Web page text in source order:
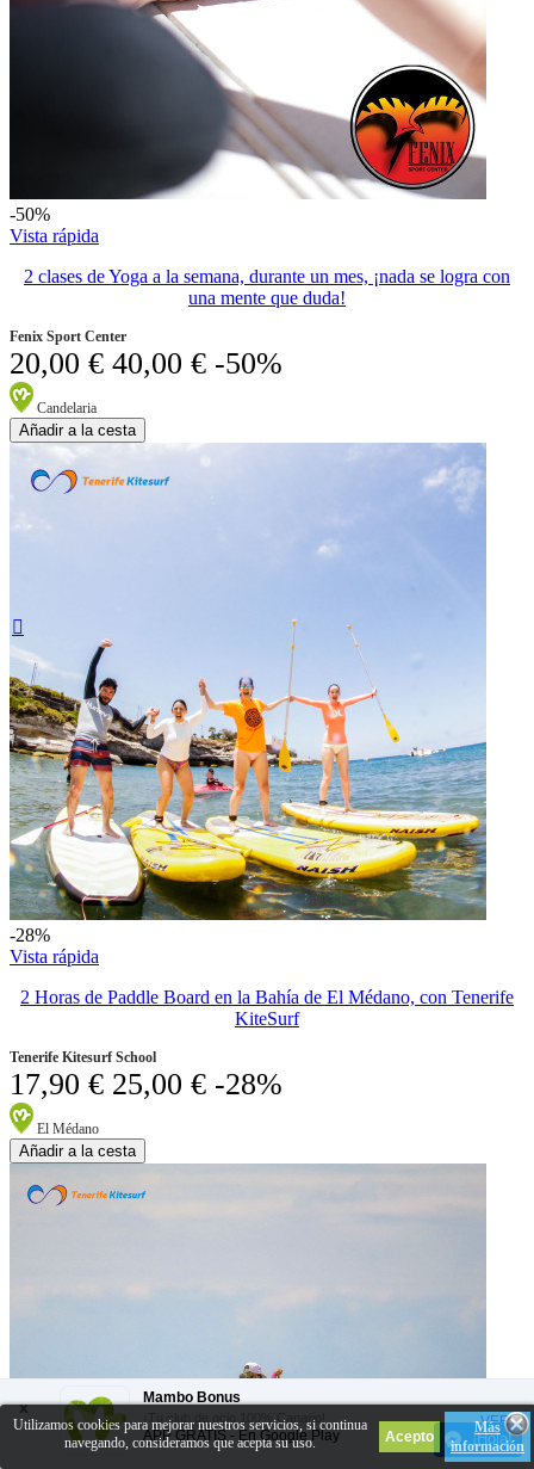
x Mambo Bonus
¡Tu club de ocio 100% Canario!
APP GRATIS - En Google Play
VER
Utilizamos cookies para mejorar nuestros servicios, si continua
navegando, consideramos que acepta su uso.
Más
información
-50%
Vista rápida
2 clases de Yoga a la semana, durante un mes, ¡nada se logra con
una mente que duda!
Fenix Sport Center
20,00 € 40,00 € -50%
Candelaria
Añadir a la cesta
-28%
Vista rápida
2 Horas de Paddle Board en la Bahía de El Médano, con Tenerife
KiteSurf
Tenerife Kitesurf School
17,90 € 25,00 € -28%
El Médano
Añadir a la cesta
¡Hola!
